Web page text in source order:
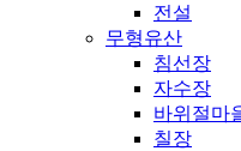
전설
무형유산
침선장
자수장
바위절마
칠장